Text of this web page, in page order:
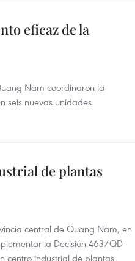
eficaz de la
Nam coordinaron la
seis nuevas unidades
de plantas
central de Quang Nam, en
la Decisión 463/QD-
centro industrial de plantas